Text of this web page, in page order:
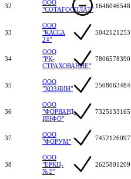
32
ООО
"СОТАГОСПЛАТ" 1646046548
33
ООО
"КАССА
24"
5042121253
34
ООО
"РК-
СТРАХОВАНИЕ"
7806578390
35
ООО
"ХОЗЯИН"
2508063484
36
ООО
"ФОРВАРД-
ИНФО"
7325133165
37
ООО
"ФОРУМ"
7452126097
38
ООО
"ЕРКЦ-
№2"
2625801209